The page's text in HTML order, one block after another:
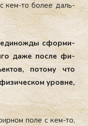
кем-то бо­лее даль­
еди­нож­ды сфор­ми­
да­же пос­ле фи­
по­тому что
уров­не,
по­ле с кем-то,